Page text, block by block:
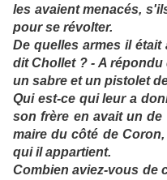
les avaient menacés,
pour se révolter.
De quelles armes il
dit Chollet ? - A
un sabre et un pistolet
Qui est-ce qui leur a
son frère en avait un
maire du côté de
qui il appartient.
Combien aviez-vous de